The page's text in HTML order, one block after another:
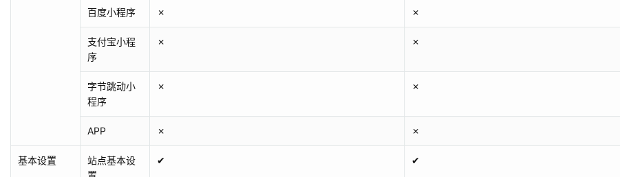
百度小程序 ✗ ✗
支付宝小程
序
✗ ✗
字节跳动小
程序
✗ ✗
APP ✗ ✗
基本设置
站点基本设
✔ ✔